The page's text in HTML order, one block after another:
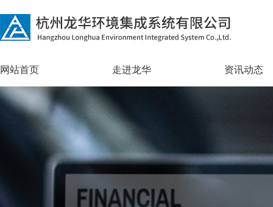
网站首页 走进龙华 资讯动态